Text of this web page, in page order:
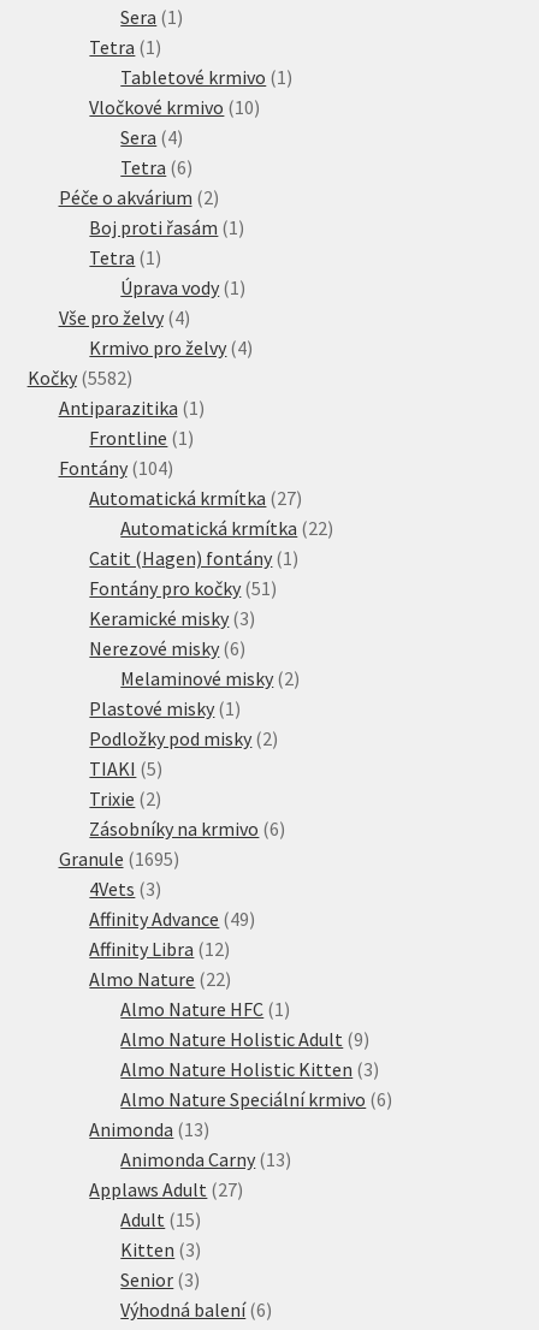
Sera 1 1
Tetra 1 1
produkt
Tabletové krmivo 1 1
Vločkové krmivo 1010
Sera 44
produkty
Tetra 66
produktů
Péče o akvárium 22
produkty
Boj proti řasám 1 1
Tetra 1 1
produkt
Úprava vody 1 1
Vše pro želvy 44
produkty
Krmivo pro želvy 44
Kočky 55825582
produktů
Antiparazitika 1 1
Frontline 1 1
Fontány 104104
produktů
Automatická krmítka 2727
produktů
Automatická krmítka 2222
Catit (Hagen) fontány 1 1
Fontány pro kočky 51 51
Keramické misky 33
Nerezové misky 66
produktů
Melaminové misky 22
Plastové misky 1 1
produkt
Podložky pod misky 22
TIAKI 55
produktů
Trixie 22
produkty
Zásobníky na krmivo 66
Granule 16951695
4Vets 33
produkty
Affinity Advance 4949
Affinity Libra 1212
produktů
Almo Nature 2222
produktů
Almo Nature HFC 1 1
produkt
Almo Nature Holistic Adult 99
produktů
Almo Nature Holistic Kitten 33
produkty
Almo Nature Speciální krmivo 66
Animonda 1313
produktů
Animonda Carny 1313
Applaws Adult 2727
Adult 1515
produktů
Kitten 33
produkty
Senior 33
produkty
Výhodná balení 66